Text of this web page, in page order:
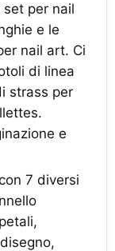
per nail
e le
nail art. Ci
di linea
strass per
e
7 diversi